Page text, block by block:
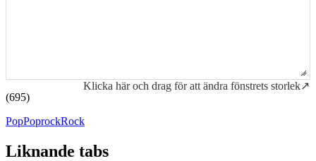
Klicka här och drag för att ändra fönstrets storlek↗
(695)
PopPoprockRock
Liknande tabs